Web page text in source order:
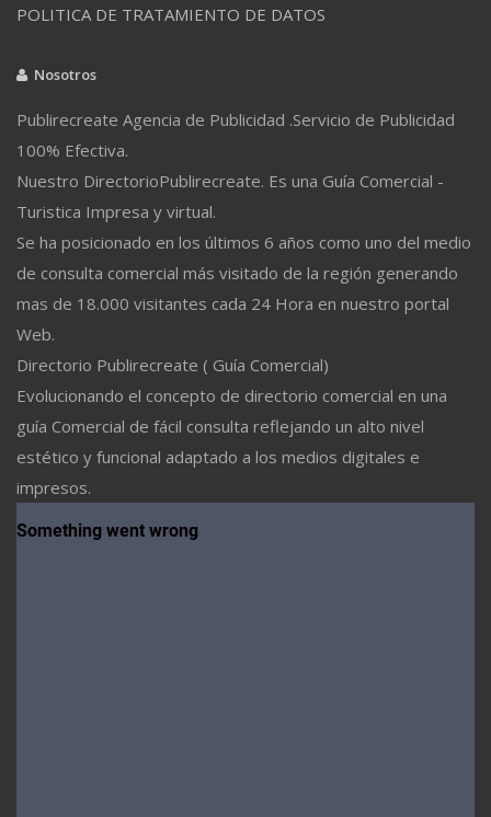
POLITICA DE TRATAMIENTO DE DATOS
Nosotros
Publirecreate Agencia de Publicidad .Servicio de Publicidad
100% Efectiva.
Nuestro DirectorioPublirecreate. Es una Guía Comercial -
Turistica Impresa y virtual.
Se ha posicionado en los últimos 6 años como uno del medio
de consulta comercial más visitado de la región generando
mas de 18.000 visitantes cada 24 Hora en nuestro portal
Web.
Directorio Publirecreate ( Guía Comercial)
Evolucionando el concepto de directorio comercial en una
guía Comercial de fácil consulta reflejando un alto nivel
estético y funcional adaptado a los medios digitales e
impresos.